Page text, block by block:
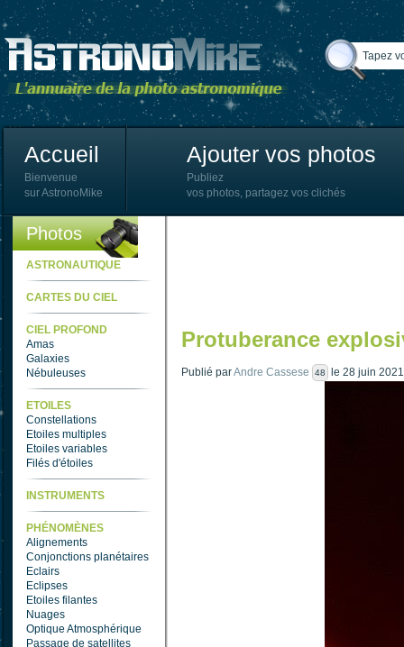
Accueil
Bienvenue
sur AstronoMike
Ajouter vos photos
Publiez
vos photos, partagez vos clichés
Photos
ASTRONAUTIQUE
CARTES DU CIEL
CIEL PROFOND
Amas
Galaxies
Nébuleuses
ETOILES
Constellations
Etoiles multiples
Etoiles variables
Filés d'étoiles
INSTRUMENTS
PHÉNOMÈNES
Alignements
Conjonctions planétaires
Eclairs
Eclipses
Etoiles filantes
Nuages
Optique Atmosphérique
Passage de satellites
Protuberance
Publié parAndre Cassese 48 le 28 juin